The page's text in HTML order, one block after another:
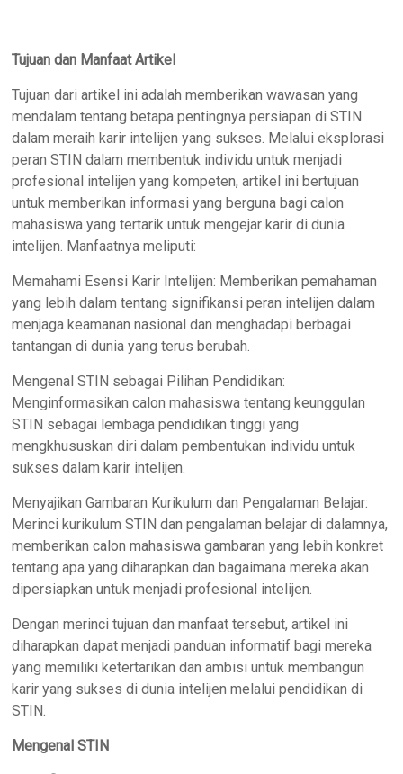
Tujuan dan Manfaat Artikel
Tujuan dari artikel ini adalah memberikan wawasan yang
mendalam tentang betapa pentingnya persiapan di STIN
dalam meraih karir intelijen yang sukses. Melalui eksplorasi
peran STIN dalam membentuk individu untuk menjadi
profesional intelijen yang kompeten, artikel ini bertujuan
untuk memberikan informasi yang berguna bagi calon
mahasiswa yang tertarik untuk mengejar karir di dunia
intelijen. Manfaatnya meliputi:
Memahami Esensi Karir Intelijen: Memberikan pemahaman
yang lebih dalam tentang signifikansi peran intelijen dalam
menjaga keamanan nasional dan menghadapi berbagai
tantangan di dunia yang terus berubah.
Mengenal STIN sebagai Pilihan Pendidikan:
Menginformasikan calon mahasiswa tentang keunggulan
STIN sebagai lembaga pendidikan tinggi yang
mengkhususkan diri dalam pembentukan individu untuk
sukses dalam karir intelijen.
Menyajikan Gambaran Kurikulum dan Pengalaman Belajar:
Merinci kurikulum STIN dan pengalaman belajar di dalamnya,
memberikan calon mahasiswa gambaran yang lebih konkret
tentang apa yang diharapkan dan bagaimana mereka akan
dipersiapkan untuk menjadi profesional intelijen.
Dengan merinci tujuan dan manfaat tersebut, artikel ini
diharapkan dapat menjadi panduan informatif bagi mereka
yang memiliki ketertarikan dan ambisi untuk membangun
karir yang sukses di dunia intelijen melalui pendidikan di
STIN.
Mengenal STIN